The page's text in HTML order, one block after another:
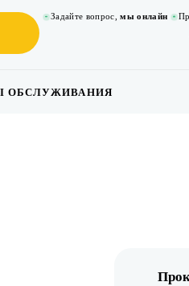
Задайте вопрос, мы онлайн
ОБСЛУЖИВАНИЯ